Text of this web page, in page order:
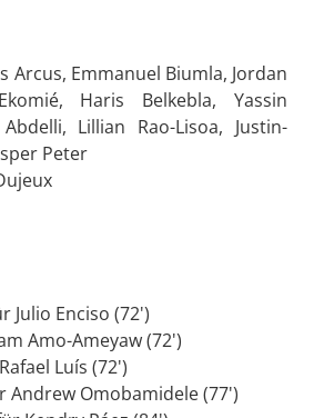
Arcus, Emmanuel Biumla, Jordan
Haris Belkebla, Yassin
Lillian Rao-Lisoa, Justin-
Peter
Julio Enciso (72')
Amo-Ameyaw (72')
Luís (72')
Andrew Omobamidele (77')